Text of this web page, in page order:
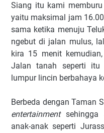
Siang itu kami
yaitu maksimal jam
sama ketika menuju
ngebut di jalan mulus,
kira 15 menit
Jalan tanah seperti itu
lumpur lincin berbahaya
Berbeda dengan Taman
entertainment sehingga
anak-anak seperti